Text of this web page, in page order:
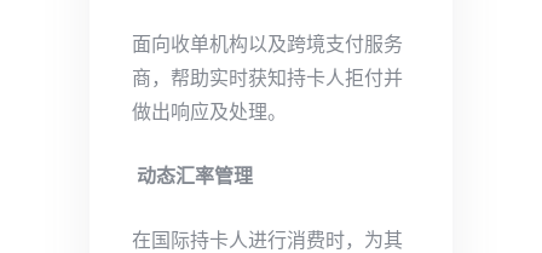
面向收单机构以及跨境支付服务
商，帮助实时获知持卡人拒付并
做出响应及处理。
动态汇率管理
在国际持卡人进行消费时，为其